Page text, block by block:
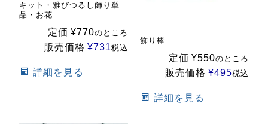
キット・雅びつるし飾り単
品・お花
定価 ¥770のところ
販売価格 ¥731税込
詳細を見る
飾り棒
定価 ¥550のところ
販売価格 ¥495税込
詳細を見る